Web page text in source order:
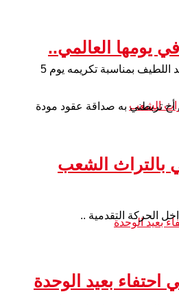
في يومها العالمي..
بالتراث الشعب
احتفاء بعيد الوحدة
” نبذ من شهادتي في أخي عبد اللطيف بمناسبة تكريمه يوم 5
تربطني به صداقة عقود مودة
الحركة التقدمية ..